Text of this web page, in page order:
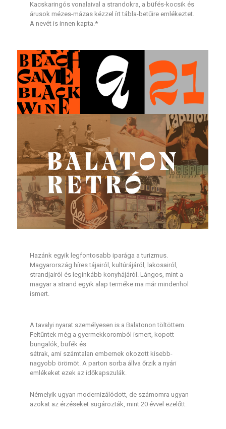
Kacskaringós vonalaival a strandokra, a büfés-kocsik és
árusok mézes-mázas kézzel írt tábla-betűire emlékeztet.
A nevét is innen kapta.*
Hazánk egyik legfontosabb iparága a turizmus.
Magyarország híres tájairól, kultúrájáról, lakosairól,
strandjairól és leginkább konyhájáról. Lángos, mint a
magyar a strand egyik alap terméke ma már mindenhol
ismert.
A tavalyi nyarat személyesen is a Balatonon töltöttem.
Feltűntek még a gyermekkoromból ismert, kopott
bungalók, büfék és
sátrak, ami számtalan embernek okozott kisebb-
nagyobb örömöt. A parton sorba állva őrzik a nyári
emlékeket ezek az időkapszulák.
Némelyik ugyan modernizálódott, de számomra ugyan
azokat az érzéseket sugározták, mint 20 évvel ezelőtt.